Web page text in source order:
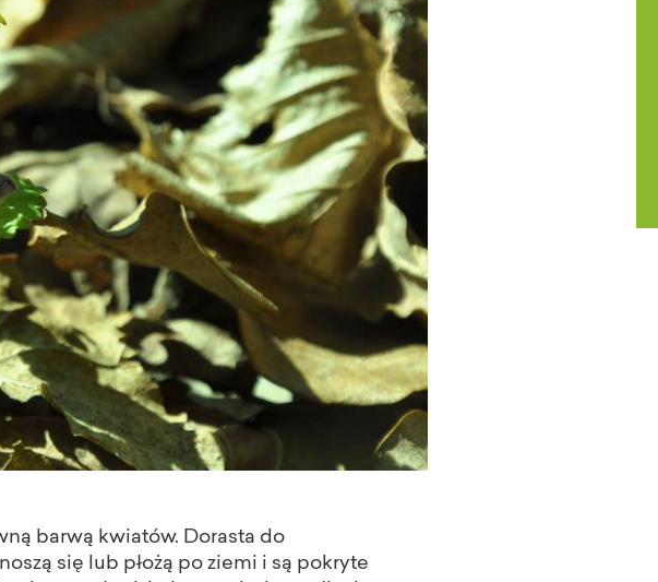
barwą kwiatów. Dorasta do
się lub płożą po ziemi i są pokryte